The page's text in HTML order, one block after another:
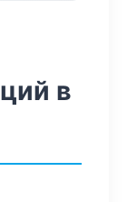
в